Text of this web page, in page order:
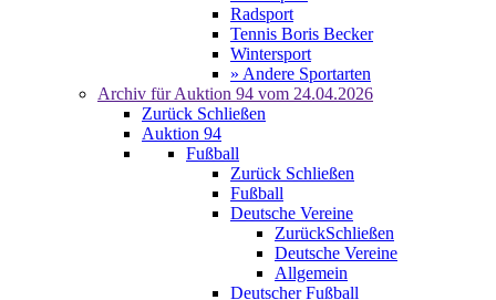
Radsport
Tennis Boris Becker
Wintersport
» Andere Sportarten
Archiv für Auktion 94 vom 24.04.2026
Zurück Schließen
Auktion 94
Fußball
Zurück Schließen
Fußball
Deutsche Vereine
ZurückSchließen
Deutsche Vereine
Allgemein
Deutscher Fußball